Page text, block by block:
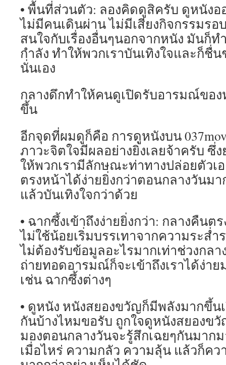
• พื้นที่ส่วนตัว: ลองคิดดูสิครับ ดูหนังอ
ไม่มีคนเดินผ่าน ไม่มีเสียงกิจกรรมรอ
สนใจกับเรื่องอื่นๆนอกจากหนัง มันก็ท
กำลัง ทำให้พวกเราบันเทิงใจและก็ชื่
นั่นเอง
กลางดึกทำให้คนดูเปิดรับอารมณ์ขอ
ขึ้น
อีกจุดที่ผมดูก็คือ การดูหนังบน
ภาวะจิตใจมีผลอย่างยิ่งเลยจ้าครับ
ให้พวกเรามีลักษณะท่าทางปล่อยตัวเอ
ตรงหน้าได้ง่ายยิ่งกว่าตอนกลางวันม
แล้วบันเทิงใจกว่าด้วย
• ฉากซึ้งเข้าถึงง่ายยิ่งกว่า: กลางคืนต
ไม่ใช้น้อยเริ่มบรรเทาจากความระส่ำ
ไม่ต้องรับข้อมูลอะไรมากเท่าช่วงกล
ถ่ายทอดอารมณ์ก็จะเข้าถึงเราได้ง่า
เช่น ฉากซึ้งต่างๆ
• ดูหนัง หนังสยองขวัญก็มีพลังมากขึ้น
กันบ้างไหมขอรับ ถูกใจดูหนังสยองข
มองตอนกลางวันจะรู้สึกเฉยๆกันมาก
เมื่อไหร่ ความกลัว ความลุ้น แล้วก็ค